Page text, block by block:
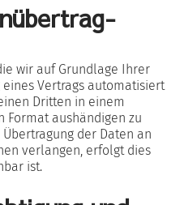
wir auf Grundlage Ihrer
Vertrags automatisiert
Dritten in einem
Format aushändigen zu
der Daten an
verlangen, erfolgt dies
ist.